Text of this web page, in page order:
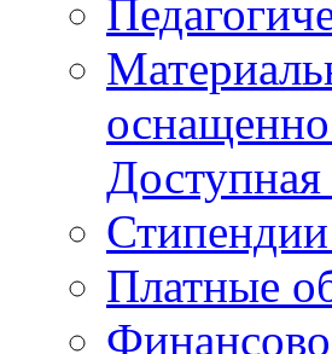
Доступная
Платные